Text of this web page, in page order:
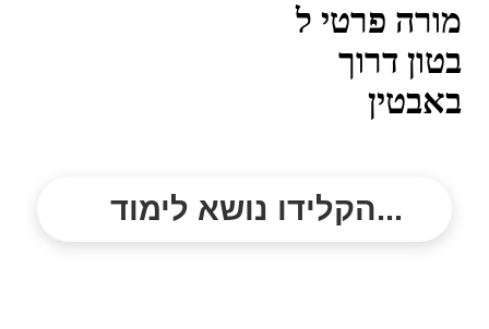
מורה פרטי ל
בטון דרוך
באבטין
הקלידו נושא לימוד...